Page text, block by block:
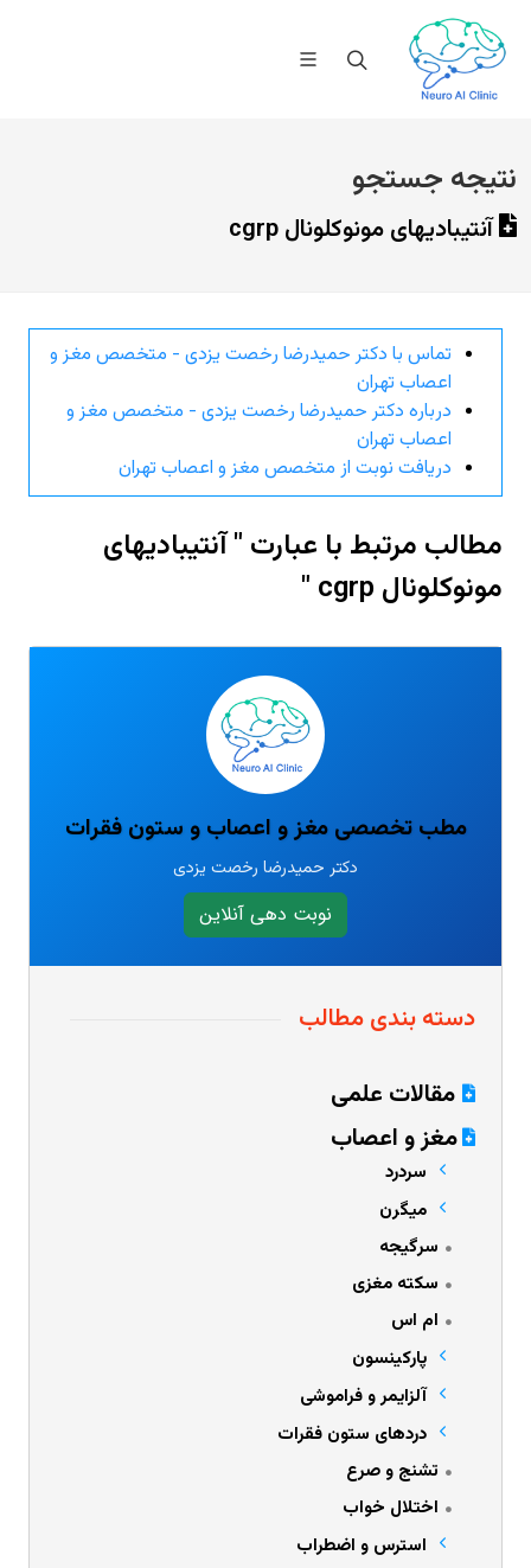
نتیجه جستجو
آنتیبادیهای مونوکلونال cgrp
تماس با دکتر حمیدرضا رخصت یزدی - متخصص مغز و
اعصاب تهران
درباره دکتر حمیدرضا رخصت یزدی - متخصص مغز و
اعصاب تهران
دریافت نوبت از متخصص مغز و اعصاب تهران
مطالب مرتبط با عبارت " آنتیبادیهای
مونوکلونال cgrp "
مطب تخصصی مغز و اعصاب و ستون فقرات
دکتر حمیدرضا رخصت یزدی
نوبت دهی آنلاین
دسته بندی مطالب
مقالات علمی
مغز و اعصاب
سردرد
میگرن
سرگیجه
سکته مغزی
ام اس
پارکینسون
آلزایمر و فراموشی
دردهای ستون فقرات
تشنج و صرع
اختلال خواب
استرس و اضطراب